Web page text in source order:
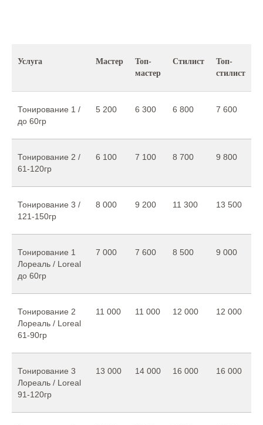
Услуга Мастер
Топ-
мастер
Стилист
Топ-
стилист
Тонирование 1 /
до 60гр
5 200 6 300 6 800 7 600
Тонирование 2 /
61-120гр
6 100 7 100 8 700 9 800
Тонирование 3 /
121-150гр
8 000 9 200 11 300 13 500
Тонирование 1
Лореаль / Loreal
до 60гр
7 000 7 600 8 500 9 000
Тонирование 2
Лореаль / Loreal
61-90гр
11 000 11 000 12 000 12 000
Тонирование 3
Лореаль / Loreal
91-120гр
13 000 14 000 16 000 16 000